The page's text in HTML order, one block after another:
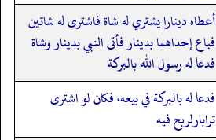
أعطاه دينارا يشتري له شاة فاشترى له شاتين
فباع إحداهما بدينار فأتى النبي بدينار وشاة
فدعا له رسول الله بالبركة
فدعا له بالبركة في بيعه،‏‏‏‏ فكان لو اشترى
ترابارلربح فيه